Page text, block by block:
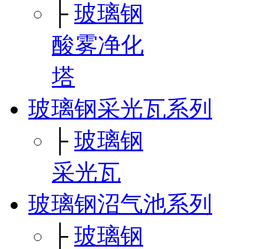
├ 玻璃钢
酸雾净化
塔
玻璃钢采光瓦系列
├ 玻璃钢
采光瓦
玻璃钢沼气池系列
├ 玻璃钢